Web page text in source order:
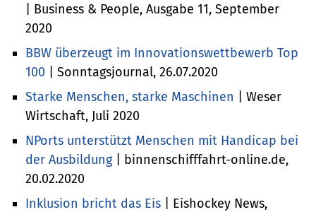
| Business & People, Ausgabe 11, September
2020
BBW überzeugt im Innovationswettbewerb Top
100 | Sonntagsjournal, 26.07.2020
Starke Menschen, starke Maschinen | Weser
Wirtschaft, Juli 2020
NPorts unterstützt Menschen mit Handicap bei
der Ausbildung| binnenschifffahrt-online.de,
20.02.2020
Inklusion bricht das Eis | Eishockey News,